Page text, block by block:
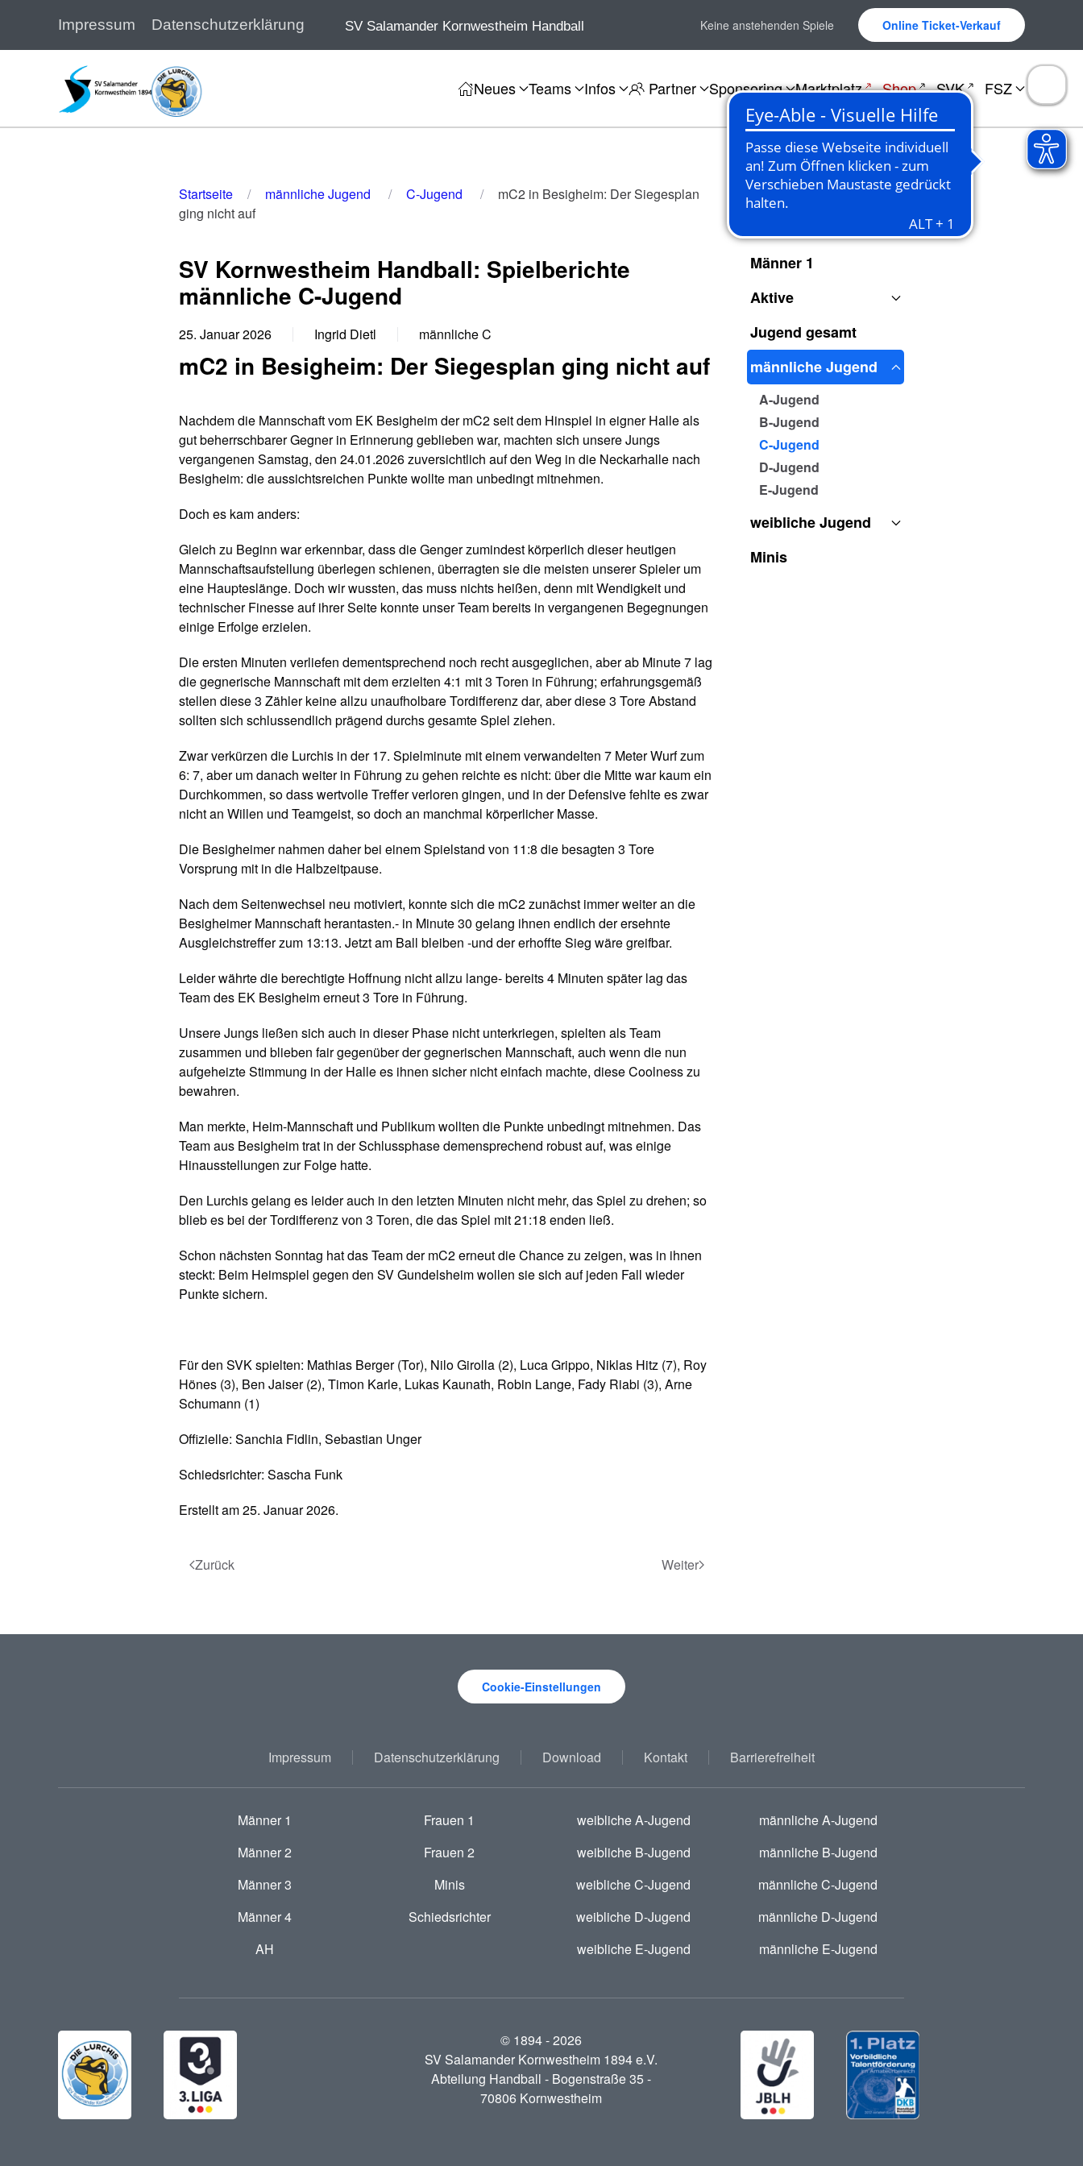
Zum Hauptinhalt springen
Impressum Datenschutzerklärung SV Salamander Kornwestheim Handball Keine anstehenden Spiele Online Ticket-Verkauf
Neues Teams Infos Partner Sponsoring Marktplatz Shop SVK FSZ
Startseite männliche Jugend C-Jugend
mC2 in Besigheim: Der Siegesplan
ging nicht auf
SV Kornwestheim Handball: Spielberichte
männliche C-Jugend
25. Januar 2026 Ingrid Dietl männliche C
mC2 in Besigheim: Der Siegesplan ging nicht auf
Nachdem die Mannschaft vom EK Besigheim der mC2 seit dem Hinspiel in eigner Halle als
gut beherrschbarer Gegner in Erinnerung geblieben war, machten sich unsere Jungs
vergangenen Samstag, den 24.01.2026 zuversichtlich auf den Weg in die Neckarhalle nach
Besigheim: die aussichtsreichen Punkte wollte man unbedingt mitnehmen.
Doch es kam anders:
Gleich zu Beginn war erkennbar, dass die Genger zumindest körperlich dieser heutigen
Mannschaftsaufstellung überlegen schienen, überragten sie die meisten unserer Spieler um
eine Haupteslänge. Doch wir wussten, das muss nichts heißen, denn mit Wendigkeit und
technischer Finesse auf ihrer Seite konnte unser Team bereits in vergangenen Begegnungen
einige Erfolge erzielen.
Die ersten Minuten verliefen dementsprechend noch recht ausgeglichen, aber ab Minute 7 lag
die gegnerische Mannschaft mit dem erzielten 4:1 mit 3 Toren in Führung; erfahrungsgemäß
stellen diese 3 Zähler keine allzu unaufholbare Tordifferenz dar, aber diese 3 Tore Abstand
sollten sich schlussendlich prägend durchs gesamte Spiel ziehen.
Zwar verkürzen die Lurchis in der 17. Spielminute mit einem verwandelten 7 Meter Wurf zum
6: 7, aber um danach weiter in Führung zu gehen reichte es nicht: über die Mitte war kaum ein
Durchkommen, so dass wertvolle Treffer verloren gingen, und in der Defensive fehlte es zwar
nicht an Willen und Teamgeist, so doch an manchmal körperlicher Masse.
Die Besigheimer nahmen daher bei einem Spielstand von 11:8 die besagten 3 Tore
Vorsprung mit in die Halbzeitpause.
Nach dem Seitenwechsel neu motiviert, konnte sich die mC2 zunächst immer weiter an die
Besigheimer Mannschaft herantasten.- in Minute 30 gelang ihnen endlich der ersehnte
Ausgleichstreffer zum 13:13. Jetzt am Ball bleiben -und der erhoffte Sieg wäre greifbar.
Leider währte die berechtigte Hoffnung nicht allzu lange- bereits 4 Minuten später lag das
Team des EK Besigheim erneut 3 Tore in Führung.
Unsere Jungs ließen sich auch in dieser Phase nicht unterkriegen, spielten als Team
zusammen und blieben fair gegenüber der gegnerischen Mannschaft, auch wenn die nun
aufgeheizte Stimmung in der Halle es ihnen sicher nicht einfach machte, diese Coolness zu
bewahren.
Man merkte, Heim-Mannschaft und Publikum wollten die Punkte unbedingt mitnehmen. Das
Team aus Besigheim trat in der Schlussphase demensprechend robust auf, was einige
Hinausstellungen zur Folge hatte.
Den Lurchis gelang es leider auch in den letzten Minuten nicht mehr, das Spiel zu drehen; so
blieb es bei der Tordifferenz von 3 Toren, die das Spiel mit 21:18 enden ließ.
Schon nächsten Sonntag hat das Team der mC2 erneut die Chance zu zeigen, was in ihnen
steckt: Beim Heimspiel gegen den SV Gundelsheim wollen sie sich auf jeden Fall wieder
Punkte sichern.
Für den SVK spielten: Mathias Berger (Tor), Nilo Girolla (2), Luca Grippo, Niklas Hitz (7), Roy
Hönes (3), Ben Jaiser (2), Timon Karle, Lukas Kaunath, Robin Lange, Fady Riabi (3), Arne
Schumann (1)
Offizielle: Sanchia Fidlin, Sebastian Unger
Schiedsrichter: Sascha Funk
Erstellt am25. Januar 2026.
Zurück Weiter
Spielberichte
Männer 1
Aktive
Jugend gesamt
männliche Jugend
A-Jugend
B-Jugend
C-Jugend
D-Jugend
E-Jugend
weibliche Jugend
Minis
Cookie-Einstellungen
Impressum Datenschutzerklärung Download Kontakt Barrierefreiheit
Männer 1
Männer 2
Männer 3
Männer 4
AH
Frauen 1
Frauen 2
Minis
Schiedsrichter
weibliche A-Jugend
weibliche B-Jugend
weibliche C-Jugend
weibliche D-Jugend
weibliche E-Jugend
männliche A-Jugend
männliche B-Jugend
männliche C-Jugend
männliche D-Jugend
männliche E-Jugend
© 1894 -2026
SV Salamander Kornwestheim 1894 e.V.
Abteilung Handball - Bogenstraße 35 -
70806 Kornwestheim